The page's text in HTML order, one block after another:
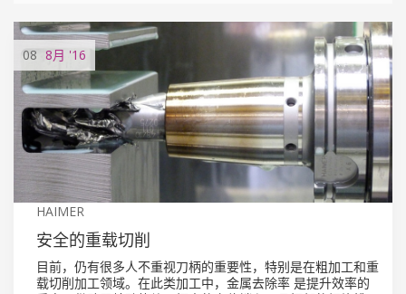
08 8月 '16
HAIMER
安全的重载切削
目前，仍有很多人不重视刀柄的重要性，特别是在粗加工和重
载切削加工领域。在此类加工中，金属去除率 是提升效率的